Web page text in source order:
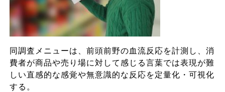
同調査メニューは、前頭前野の血流反応を計測し、消
費者が商品や売り場に対して感じる言葉では表現が難
しい直感的な感覚や無意識的な反応を定量化・可視化
する。